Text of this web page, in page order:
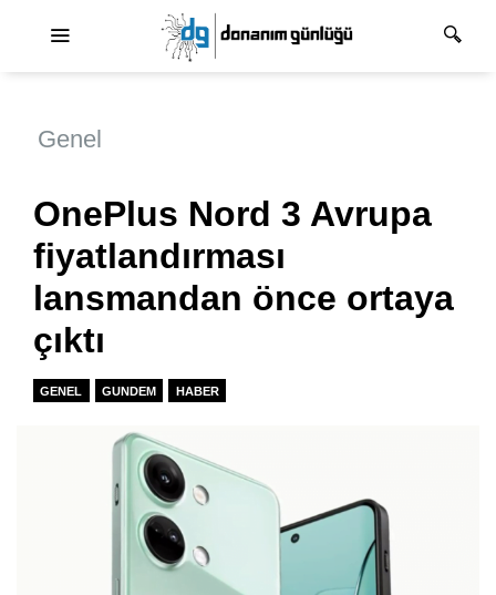
Genel
OnePlus Nord 3 Avrupa
fiyatlandırması
lansmandan önce ortaya
çıktı
GENEL GUNDEM HABER